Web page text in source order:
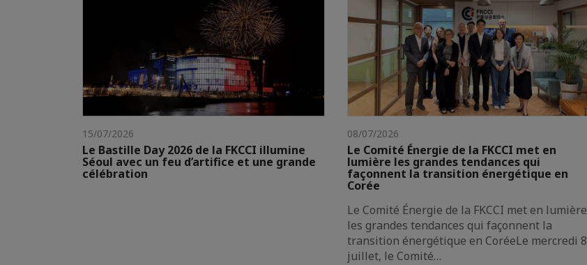
15/07/2026
Le Bastille Day 2026 de la FKCCI illumine
Séoul avec un feu d’artifice et une grande
célébration
08/07/2026
Le Comité Énergie de la FKCCI met en
lumière les grandes tendances qui
façonnent la transition énergétique en
Corée
Le Comité Énergie de la FKCCI met en lumière
les grandes tendances qui façonnent la
transition énergétique en CoréeLe mercredi 8
juillet, le Comité…